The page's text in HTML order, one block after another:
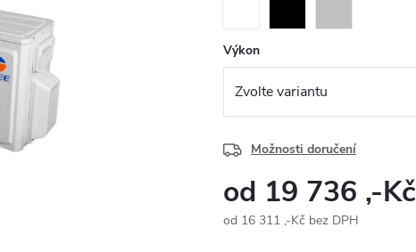
Výkon
Možnosti doručení
od 19 736 ,-Kč
od 16 311 ,-Kč bez DPH